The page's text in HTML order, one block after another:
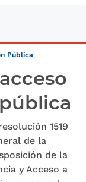
Pública
1519
de la
de la
y Acceso a